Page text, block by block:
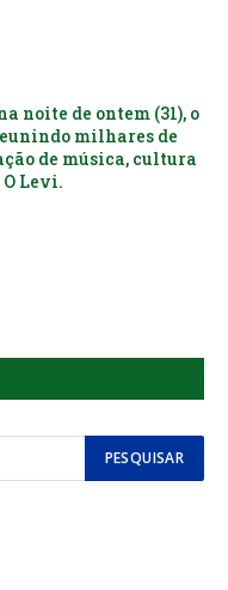
noite de ontem (31), o
milhares de
de música, cultura
Levi.